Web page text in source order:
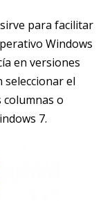
para facilitar
Windows
en versiones
seleccionar el
columnas o
7.